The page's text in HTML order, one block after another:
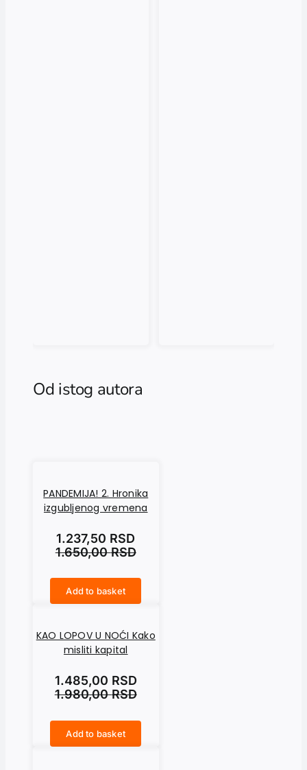
Od istog autora
PANDEMIJA! 2. Hronika
izgubljenog vremena
1.650,00RSD
1.237,50 RSD
Add to basket
KAO LOPOV U NOĆI Kako
misliti kapital
1.980,00RSD
1.485,00 RSD
Add to basket